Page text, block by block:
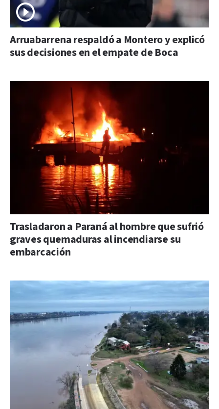
Arruabarrena respaldó a Montero y explicó
sus decisiones en el empate de Boca
Trasladaron a Paraná al hombre que sufrió
graves quemaduras al incendiarse su
embarcación